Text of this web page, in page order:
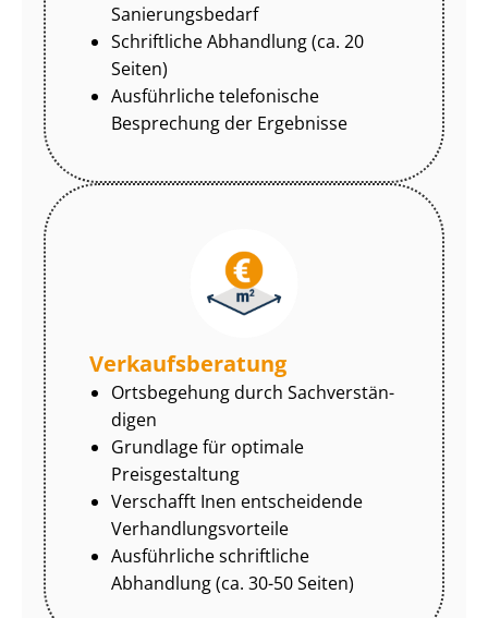
Sa­nie­rungs­be­darf
Schriftliche Abhandlung (ca. 20
Seiten)
Ausführliche telefonische
Besprechung der Ergebnisse
Ver­kaufs­be­ra­tung
Ortsbegehung durch Sach­ver­stän­
di­gen
Grundlage für optimale
Preisgestaltung
Verschafft Inen entscheidende
Ver­hand­lungs­vor­tei­le
Ausführliche schriftliche
Abhandlung (ca. 30-50 Seiten)